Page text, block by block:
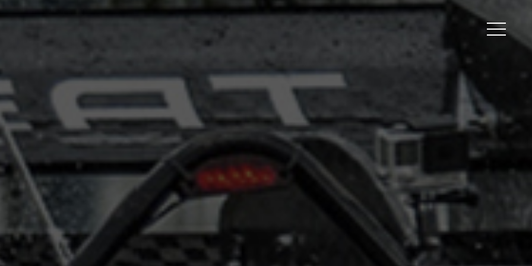
Epsilon Series
Standard Technical Composites Metal Open Filament Network